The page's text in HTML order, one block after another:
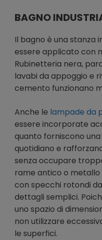
BAGNO
Il bagno è una stanza
essere applicato con
Rubinetteria nera,
lavabi da appoggio e
cemento funzionano
Anche le lampade da
essere incorporate
quanto forniscono
quotidiano e
senza occupare
rame antico o
con specchi rotondi
dettagli semplici.
uno spazio di
non utilizzare
le superfici.